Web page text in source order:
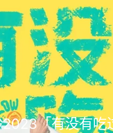
「有没有吃